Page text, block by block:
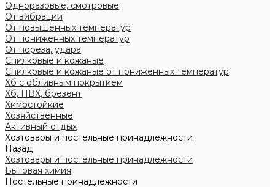
Одноразовые, смотровые
От вибрации
От повышенных температур
От пониженных температур
От пореза, удара
Спилковые и кожаные
Спилковые и кожаные от пониженных температур
Хб с обливным покрытием
Хб, ПВХ, брезент
Химостойкие
Хозяйственные
Активный отдых
Хозтовары и постельные принадлежности
Назад
Хозтовары и постельные принадлежности
Бытовая химия
Постельные принадлежности